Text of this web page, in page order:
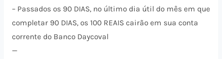
– Passados os 90 DIAS, no último dia útil do mês em que
completar 90 DIAS, os 100 REAIS cairão em sua conta
corrente do Banco Daycoval
—